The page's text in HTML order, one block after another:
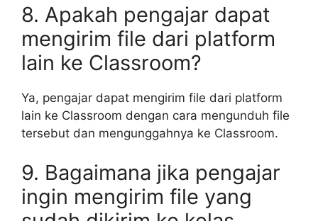
8. Apakah pengajar dapat
mengirim file dari platform
lain ke Classroom?
Ya, pengajar dapat mengirim file dari platform
lain ke Classroom dengan cara mengunduh file
tersebut dan mengunggahnya ke Classroom.
9. Bagaimana jika pengajar
ingin mengirim file yang